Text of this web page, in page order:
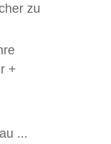
zu
+
...